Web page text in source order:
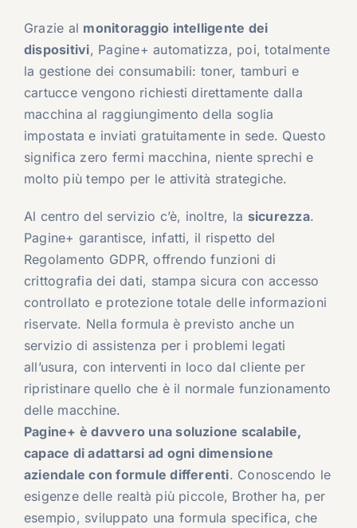
Grazie al monitoraggio intelligente dei
dispositivi, Pagine+ automatizza, poi, totalmente
la gestione dei consumabili: toner, tamburi e
cartucce vengono richiesti direttamente dalla
macchina al raggiungimento della soglia
impostata e inviati gratuitamente in sede. Questo
significa zero fermi macchina, niente sprechi e
molto più tempo per le attività strategiche.
Al centro del servizio c’è, inoltre, la sicurezza.
Pagine+ garantisce, infatti, il rispetto del
Regolamento GDPR, offrendo funzioni di
crittografia dei dati, stampa sicura con accesso
controllato e protezione totale delle informazioni
riservate. Nella formula è previsto anche un
servizio di assistenza per i problemi legati
all’usura, con interventi in loco dal cliente per
ripristinare quello che è il normale funzionamento
delle macchine.
Pagine+ è davvero una soluzione scalabile,
capace di adattarsi ad ogni dimensione
aziendale con formule differenti. Conoscendo le
esigenze delle realtà più piccole, Brother ha, per
esempio, sviluppato una formula specifica, che